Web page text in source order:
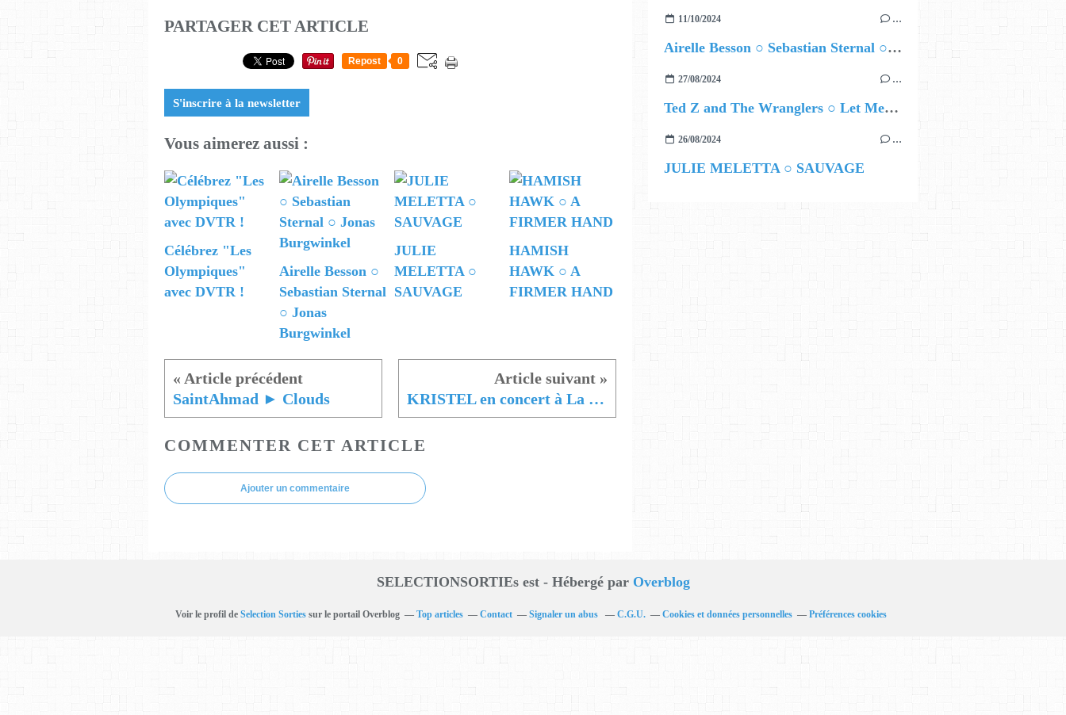
PARTAGER CET ARTICLE
Repost 0
S'inscrire à la newsletter
Vous aimerez aussi :
Célébrez "Les
Olympiques"
avec DVTR !
Airelle Besson ○
Sebastian Sternal
○ Jonas
Burgwinkel
JULIE
MELETTA ○
SAUVAGE
HAMISH
HAWK ○ A
FIRMER HAND
SaintAhmad ► Clouds KRISTEL en concert à La Défense Jazz Festival le 27 juin !
COMMENTER CET ARTICLE
Ajouter un commentaire
11/10/2024 …
Airelle Besson ○ Sebastian Sternal ○ Jonas Burgwinkel
27/08/2024 …
Ted Z and The Wranglers ○ Let Me Be Your Sin
26/08/2024 …
JULIE MELETTA ○ SAUVAGE
SELECTIONSORTIEs est - Hébergé par Overblog
Voir le profil de Selection Sortiessur le portail Overblog Top articles Contact Signaler un abus C.G.U. Cookies et données personnelles Préférences cookies